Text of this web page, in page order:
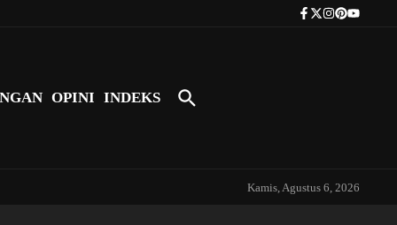
Tokoh Indonesia Pertama yang
OPINI INDEKS
Kamis, Agustus 6, 2026